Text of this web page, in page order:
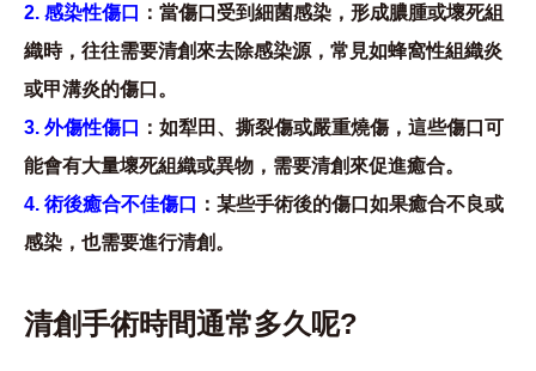
2. 感染性傷口
：當傷口受到細菌感染，形成膿腫或壞死組
織時，往往需要清創來去除感染源，常見如蜂窩性組織炎
或甲溝炎的傷口。
3. 外傷性傷口
：如犁田、撕裂傷或嚴重燒傷，這些傷口可
能會有大量壞死組織或異物，需要清創來促進癒合。
4. 術後癒合不佳傷口
：某些手術後的傷口如果癒合不良或
感染，也需要進行清創。
清創手術時間通常多久呢?